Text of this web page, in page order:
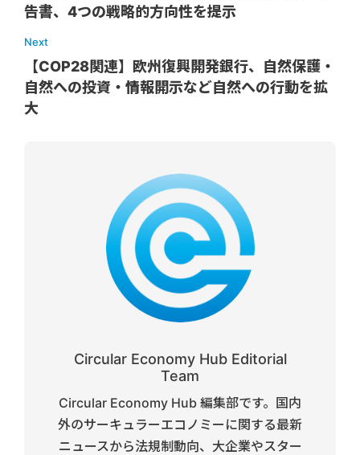
告書、4つの戦略的方向性を提示
Next
【COP28関連】欧州復興開発銀行、自然保護・
自然への投資・情報開示など自然への行動を拡
大
Circular Economy Hub Editorial
Team
Circular Economy Hub 編集部です。国内
外のサーキュラーエコノミーに関する最新
ニュースから法規制動向、大企業やスター